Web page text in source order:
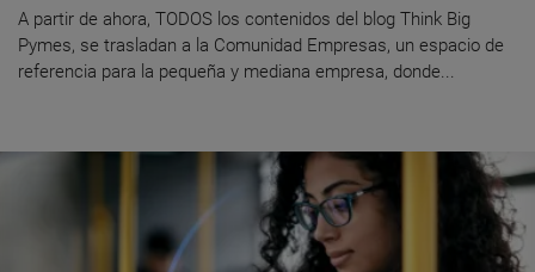
A partir de ahora, TODOS los contenidos del blog Think Big
Pymes, se trasladan a la Comunidad Empresas, un espacio de
referencia para la pequeña y mediana empresa, donde...